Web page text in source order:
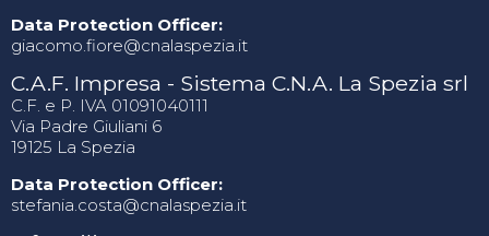
Data Protection Officer:
giacomo.fiore@cnalaspezia.it
C.A.F. Impresa - Sistema C.N.A. La Spezia srl
C.F. e P. IVA 01091040111
Via Padre Giuliani 6
19125 La Spezia
Data Protection Officer:
stefania.costa@cnalaspezia.it